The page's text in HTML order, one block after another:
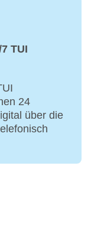
TUI
24
über die